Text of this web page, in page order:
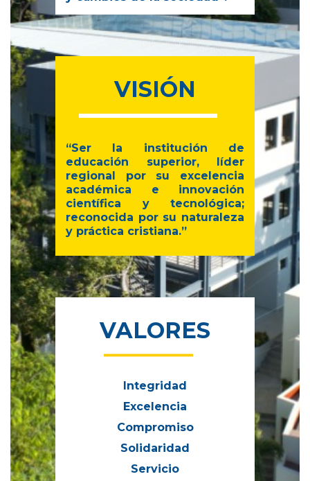
VISIÓN
“Ser la institución de
educación superior, líder
regional por su excelencia
académica e innovación
científica y tecnológica;
reconocida por su naturaleza
y práctica cristiana.”
VALORES
Integridad
Excelencia
Compromiso
Solidaridad
Servicio